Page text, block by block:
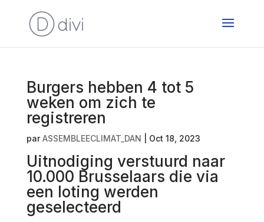
Burgers hebben 4 tot 5
weken om zich te
registreren
parASSEMBLEECLIMAT_DAN Oct 18, 2023
Uitnodiging verstuurd naar
10.000 Brusselaars die via
een loting werden
geselecteerd